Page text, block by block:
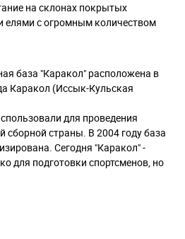
на склонах покрытых
с огромным количеством
база "Каракол" расположена в
Каракол (Иссык-Кульская
для проведения
сборной страны. В 2004 году база
Сегодня "Каракол" -
для подготовки спортсменов, но